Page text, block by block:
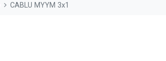
CABLU MYYM 3x1